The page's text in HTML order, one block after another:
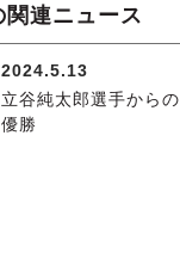
連ニュース
2024.5.13
立谷純太郎選手から
優勝